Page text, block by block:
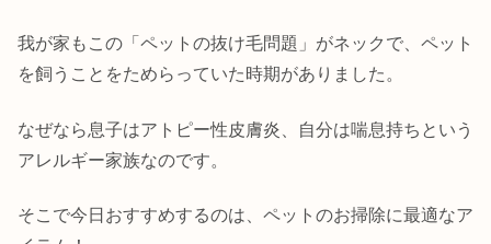
我が家もこの「ペットの抜け毛問題」がネックで、ペット
を飼うことをためらっていた時期がありました。
なぜなら息子はアトピー性皮膚炎、自分は喘息持ちという
アレルギー家族なのです。
そこで今日おすすめするのは、ペットのお掃除に最適なア